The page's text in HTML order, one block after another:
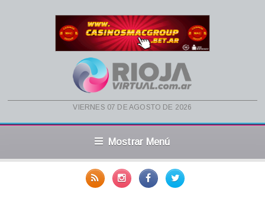
viernes 07 de agosto de 2026
Mostrar Menú